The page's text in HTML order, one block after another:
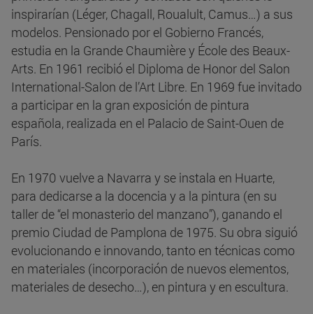
inspirarían (Léger, Chagall, Roualult, Camus…) a sus
modelos. Pensionado por el Gobierno Francés,
estudia en la Grande Chaumière y École des Beaux-
Arts. En 1961 recibió el Diploma de Honor del Salon
International-Salon de l’Art Libre. En 1969 fue invitado
a participar en la gran exposición de pintura
española, realizada en el Palacio de Saint-Ouen de
París.
En 1970 vuelve a Navarra y se instala en Huarte,
para dedicarse a la docencia y a la pintura (en su
taller de “el monasterio del manzano”), ganando el
premio Ciudad de Pamplona de 1975. Su obra siguió
evolucionando e innovando, tanto en técnicas como
en materiales (incorporación de nuevos elementos,
materiales de desecho…), en pintura y en escultura.